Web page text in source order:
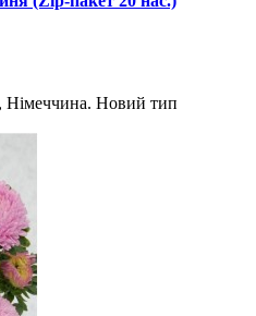
Німеччина. Новий тип